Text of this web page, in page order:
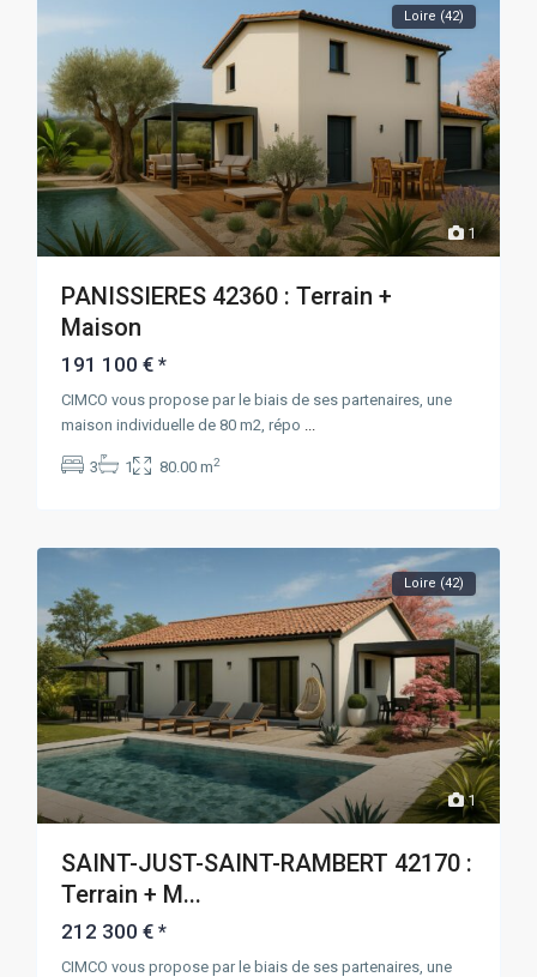
1
Loire (42)
PANISSIERES 42360 : Terrain +
Maison
191 100 €*
CIMCO vous propose par le biais de ses partenaires, une
maison individuelle de 80 m2, répo
3 1 80.00 m2
1
Loire (42)
SAINT-JUST-SAINT-RAMBERT 42170 :
Terrain + M...
212 300 €*
CIMCO vous propose par le biais de ses partenaires, une